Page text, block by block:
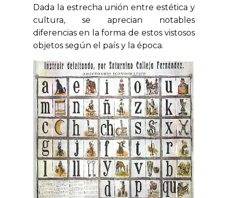
Dada la estrecha unión entre estética y
cultura, se aprecian notables
diferencias en la forma de estos vistosos
objetos según el país y la época.